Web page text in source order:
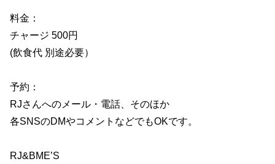
料金：
チャージ 500円
(飲食代 別途必要）
予約：
RJさんへのメール・電話、そのほか
各SNSのDMやコメントなどでもOKです。
RJ&BME’S